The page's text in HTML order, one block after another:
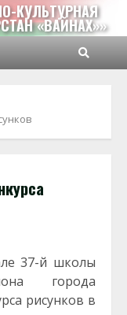
КУЛЬТУРНАЯ
«ВАЙНАХ»»
37-й школы
города
рисунков в